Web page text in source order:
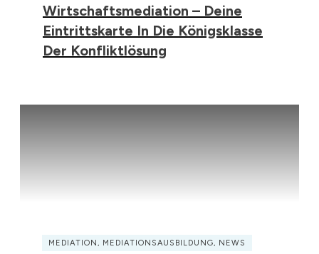
Wirtschaftsmediation – Deine
Eintrittskarte In Die Königsklasse
Der Konfliktlösung
MEDIATION , MEDIATIONSAUSBILDUNG, NEWS